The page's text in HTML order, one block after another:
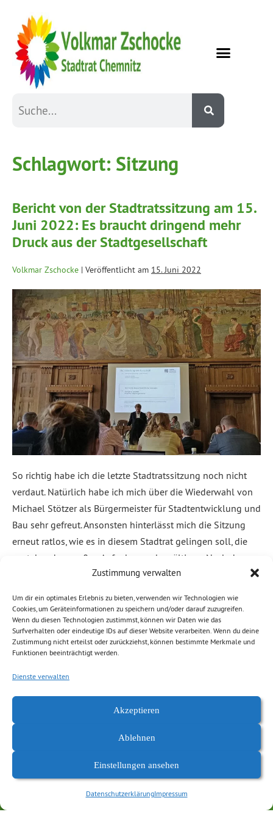
Zustimmung verwalten
Um dir ein optimales Erlebnis zu bieten, verwenden wir Technologien wie
Cookies, um Geräteinformationen zu speichern und/oder darauf zuzugreifen.
Wenn du diesen Technologien zustimmst, können wir Daten wie das
Surfverhalten oder eindeutige IDs auf dieser Website verarbeiten. Wenn du deine
Zustimmung nicht erteilst oder zurückziehst, können bestimmte Merkmale und
Funktionen beeinträchtigt werden.
Dienste verwalten
Akzeptieren
Ablehnen
Einstellungen ansehen
DatenschutzerklärungImpressum
Schlagwort: Sitzung
Bericht von der Stadtratssitzung am 15.
Juni 2022: Es braucht dringend mehr
Druck aus der Stadtgesellschaft
Volkmar Zschocke | Veröffentlicht am 15. Juni 2022
So richtig habe ich die letzte Stadtratssitzung noch nicht
verdaut. Natürlich habe ich mich über die Wiederwahl von
Michael Stötzer als Bürgermeister für Stadtentwicklung und
Bau sehr gefreut. Ansonsten hinterlässt mich die Sitzung
erneut ratlos, wie es in diesem Stadtrat gelingen soll, die
anstehenden großen Aufgaben zu bewältigen. Nach der
Verschleppung des längst überfälligen Beschlusses […]
Weiterlesen
Abgelegt unter: Allgemein,Demokratie, Freiheit,News Chemnitz,
Stadtrat